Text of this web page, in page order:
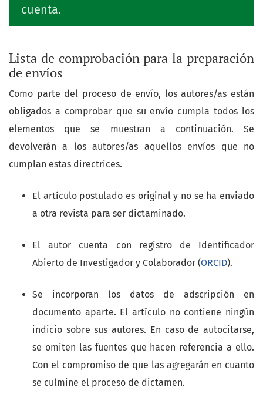
cuenta.
Lista de comprobación para la preparación
de envíos
Como parte del proceso de envío, los autores/as están
obligados a comprobar que su envío cumpla todos los
elementos que se muestran a continuación. Se
devolverán a los autores/as aquellos envíos que no
cumplan estas directrices.
El artículo postulado es original y no se ha enviado
a otra revista para ser dictaminado.
El autor cuenta con registro de Identificador
Abierto de Investigador y Colaborador (ORCID).
Se incorporan los datos de adscripción en
documento aparte. El artículo no contiene ningún
indicio sobre sus autores. En caso de autocitarse,
se omiten las fuentes que hacen referencia a ello.
Con el compromiso de que las agregarán en cuanto
se culmine el proceso de dictamen.